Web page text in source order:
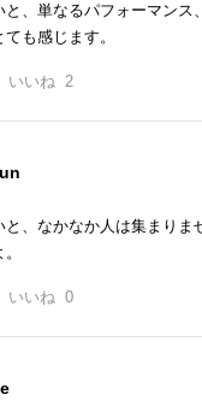
と、単なるパフォーマン
も感じます。
2
と、なかなか人は集まり
0